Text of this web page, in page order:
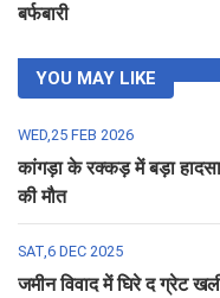
बर्फबारी
YOU MAY LIKE
WED,25 FEB 2026
कांगड़ा के रक्कड़ में बड़ा
की मौत
SAT,6 DEC 2025
जमीन विवाद में घिरे द ग्रेट